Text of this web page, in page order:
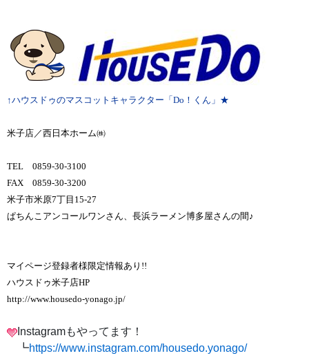
↑ハウスドゥのマスコットキャラクター「Do！くん」★
米子店／西日本ホーム㈱
TEL 0859-30-3100
FAX 0859-30-3200
米子市米原7丁目15-27
ぱちんこアンコールワンさん、長浜ラーメン博多屋さんの間♪
マイページ登録者様限定情報あり!!
ハウスドゥ米子店HP
http://www.housedo-yonago.jp/
Instagramもやってます！
┗https://www.instagram.com/housedo.yonago/